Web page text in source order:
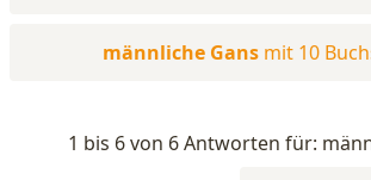
männliche Gans mit 10
1 bis 6 von 6 Antworten für: